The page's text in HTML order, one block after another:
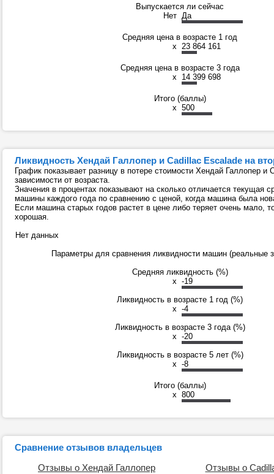
Выпускается ли сейчас
Нет Да
Средняя цена в возрасте 1 год
x 23 864 161
Средняя цена в возрасте 3 года
x 14 399 698
Итого (баллы)
x 500
Ликвидность Хендай Галлопер и Cadillac Escalade на
График показывает разницу в потере стоимости Хендай Галлопер и
зависимости от возраста.
Значения в процентах показывают на сколько отличается текущая
машины каждого года по сравнению с ценой, когда машина была
Если машина старых годов растет в цене либо теряет очень мало,
хорошая.
Нет данных
Параметры для сравнения ликвидности машин (реальные
Средняя ликвидность (%)
x -19
Ликвидность в возрасте 1 год (%)
x -4
Ликвидность в возрасте 3 года (%)
x -20
Ликвидность в возрасте 5 лет (%)
x -8
Итого (баллы)
x 800
Сравнение отзывов владельцев
Отзывы о Хендай Галлопер
Отзывы о